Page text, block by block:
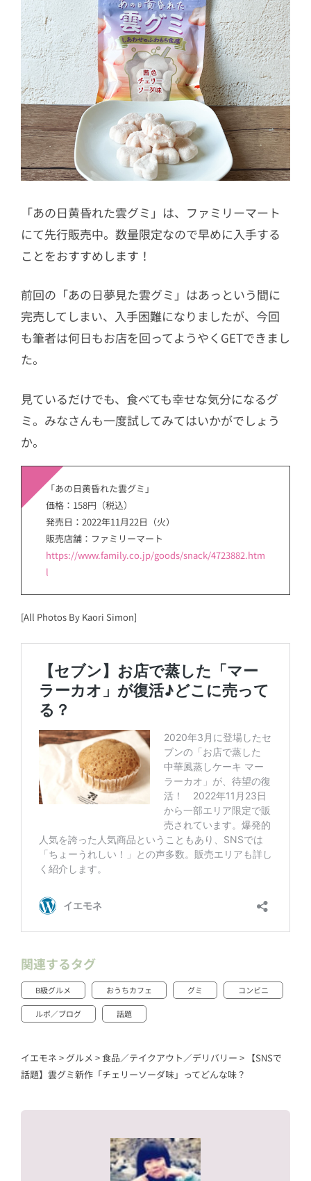
「あの日黄昏れた雲グミ」は、ファミリーマート
にて先行販売中。数量限定なので早めに入手する
ことをおすすめします！
前回の「あの日夢見た雲グミ」はあっという間に
完売してしまい、入手困難になりましたが、今回
も筆者は何日もお店を回ってようやくGETできまし
た。
見ているだけでも、食べても幸せな気分になるグ
ミ。みなさんも一度試してみてはいかがでしょう
か。
「あの日黄昏れた雲グミ」
価格：158円（税込）
発売日：2022年11月22日（火）
販売店舗：ファミリーマート
https://www.family.co.jp/goods/snack/4723882.htm
l
[All Photos By Kaori Simon]
関連するタグ
B級グルメ おうちカフェ グミ コンビニ
ルポ／ブログ 話題
イエモネ > グルメ >食品／テイクアウト／デリバリー > 【SNSで
話題】雲グミ新作「チェリーソーダ味」ってどんな味？